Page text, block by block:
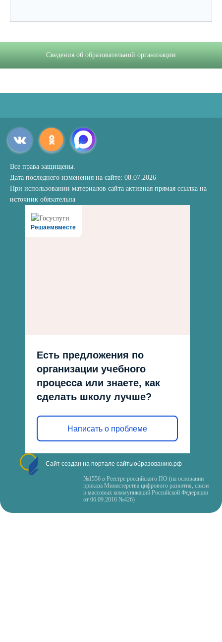
Сведения об образовательной организации
Все права защищены.
Дата последнего изменения на сайте: 08.07.2026
При использовании материалов сайта активная прямая ссылка на
источник обязательна
Решаемвместе
Есть предложения по
организации учебного
процесса или знаете, как
сделать школу лучше?
Написать о проблеме
Сайт создан на портале сайтыобразованию.рф
№1556 в Реестре российского ПО (на основании
приказа Министерства цифрового развития, связи
и массовых коммуникаций Российской Федерации
от 06.09.2016 №426)